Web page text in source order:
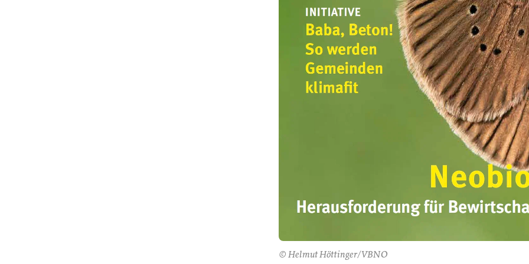
© Helmut Höttinger/VBNO